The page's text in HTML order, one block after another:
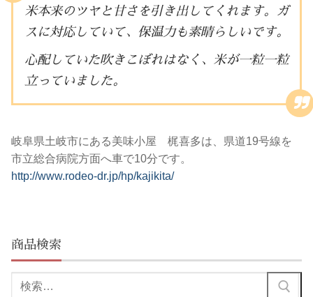
米本来のツヤと甘さを引き出してくれます。ガ
スに対応していて、保温力も素晴らしいです。
心配していた吹きこぼれはなく、米が一粒一粒
立っていました。
岐阜県土岐市にある美味小屋 梶喜多は、県道19号線を
市立総合病院方面へ車で10分です。
http://www.rodeo-dr.jp/hp/kajikita/
商品検索